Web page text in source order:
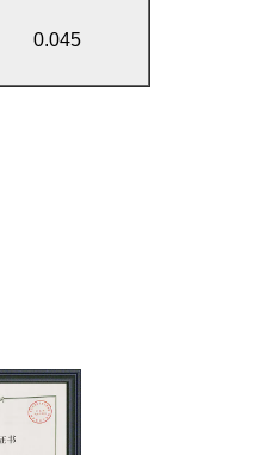
0.045